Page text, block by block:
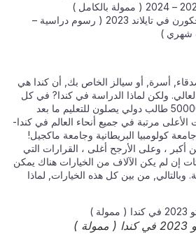
منح جامعة شولالونجكورن في تايلاند 2023 ( رسوم دراسية –
)
أسرة, أو سيالز الخاص بك, أن كندا هي
ولكن لماذا الدراسة في كندا? في كل
عام ، ترى كندا أكثر من 500000 طالب دولي يصلون للتعليم ما بعد
مرتبة في جميع أنحاء العالم في كندا-
البريطانية وجامعة ماكجيل!
، وعلى الأرجح أغلى ، القرارات التي
يكن الآلاف من الخيارات هناك يمكن
من بين كل هذه الخيارات, لماذا